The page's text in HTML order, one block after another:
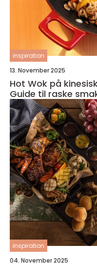
inspiration
13. November 2025
Hot Wok på
Guide til raske
inspiration
04. November 2025